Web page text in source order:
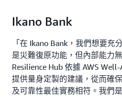
Ikano Bank
「在 Ikano Bank，我們想要充
是災難復原功能，但內部能力
Resilience Hub 依據 AWS
提供量身定製的建議，從而確
及可靠性最佳實務相符。我們